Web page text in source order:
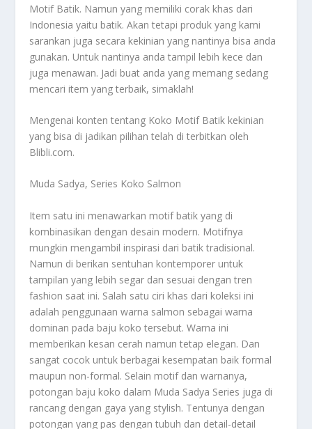
Motif Batik. Namun yang memiliki corak khas dari
Indonesia yaitu batik. Akan tetapi produk yang kami
sarankan juga secara kekinian yang nantinya bisa anda
gunakan. Untuk nantinya anda tampil lebih kece dan
juga menawan. Jadi buat anda yang memang sedang
mencari item yang terbaik, simaklah!
Mengenai konten tentang Koko Motif Batik kekinian
yang bisa di jadikan pilihan telah di terbitkan oleh
Blibli.com.
Muda Sadya, Series Koko Salmon
Item satu ini menawarkan motif batik yang di
kombinasikan dengan desain modern. Motifnya
mungkin mengambil inspirasi dari batik tradisional.
Namun di berikan sentuhan kontemporer untuk
tampilan yang lebih segar dan sesuai dengan tren
fashion saat ini. Salah satu ciri khas dari koleksi ini
adalah penggunaan warna salmon sebagai warna
dominan pada baju koko tersebut. Warna ini
memberikan kesan cerah namun tetap elegan. Dan
sangat cocok untuk berbagai kesempatan baik formal
maupun non-formal. Selain motif dan warnanya,
potongan baju koko dalam Muda Sadya Series juga di
rancang dengan gaya yang stylish. Tentunya dengan
potongan yang pas dengan tubuh dan detail-detail